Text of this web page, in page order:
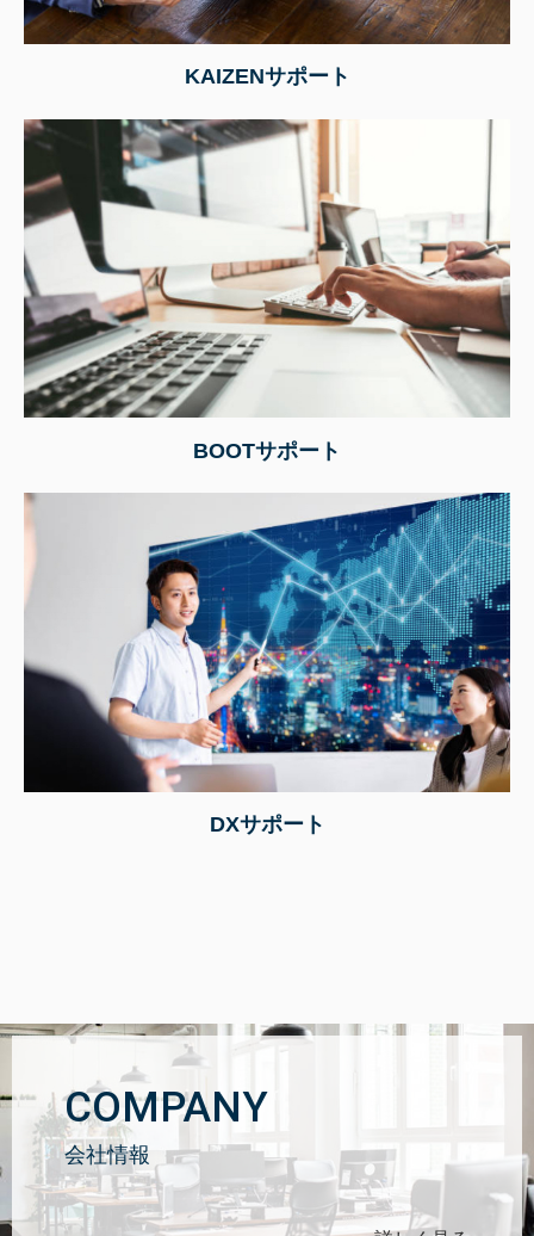
KAIZENサポート
BOOTサポート
DXサポート
COMPANY
会社情報